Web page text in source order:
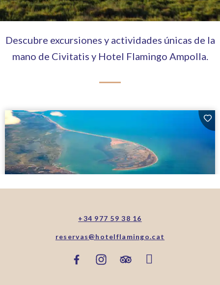
Descubre excursiones y actividades únicas de la
mano de Civitatis y Hotel Flamingo Ampolla.
+34 977 59 38 16
reservas@hotelflamingo.cat